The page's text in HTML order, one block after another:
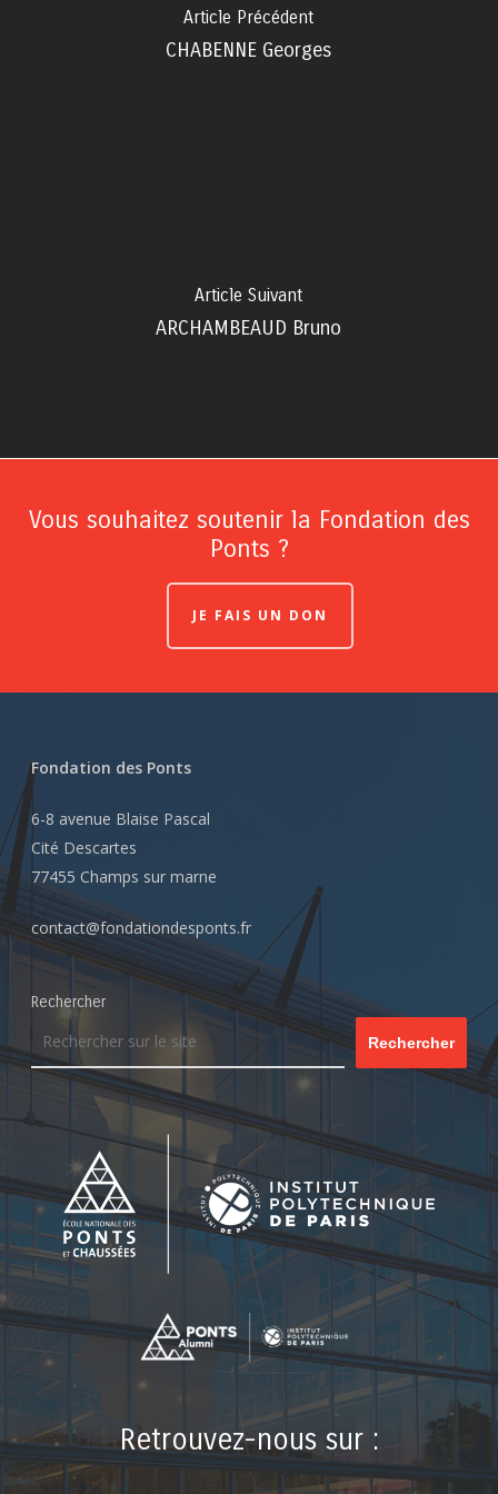
Article Précédent
CHABENNE Georges
Article Suivant
ARCHAMBEAUD Bruno
Vous souhaitez soutenir la Fondation des
Ponts ?
JE FAIS UN DON
Fondation des Ponts
6-8 avenue Blaise Pascal
Cité Descartes
77455 Champs sur marne
contact@fondationdesponts.fr
Rechercher
Rechercher
Retrouvez-nous sur :